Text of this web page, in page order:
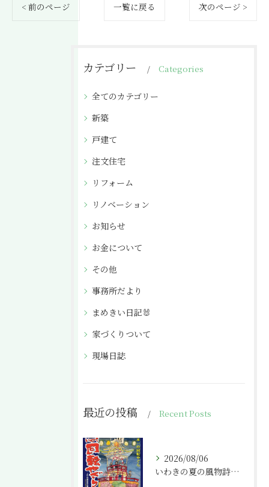
< 前のページ 一覧に戻る 次のページ >
カテゴリー Categories
全てのカテゴリー
新築
戸建て
注文住宅
リフォーム
リノベーション
お知らせ
お金について
その他
事務所だより
まめきい日記🐰
家づくりついて
現場日誌
最近の投稿 Recent Posts
2026/08/06
いわきの夏の風物詩「いわき回転やぐら」